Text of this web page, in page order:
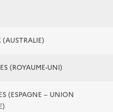
(ROYAUME-UNI)
(ESPAGNE – UNION